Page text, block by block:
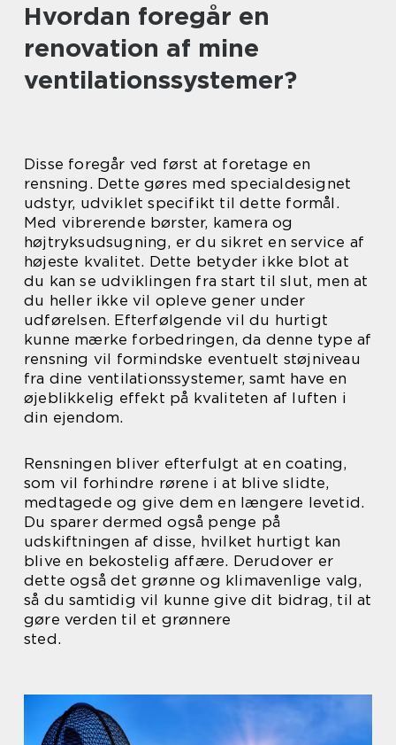
Hvordan foregår en
renovation af mine
ventilationssystemer?
Disse foregår ved først at foretage en
rensning. Dette gøres med specialdesignet
udstyr, udviklet specifikt til dette formål.
Med vibrerende børster, kamera og
højtryksudsugning, er du sikret en service af
højeste kvalitet. Dette betyder ikke blot at
du kan se udviklingen fra start til slut, men at
du heller ikke vil opleve gener under
udførelsen. Efterfølgende vil du hurtigt
kunne mærke forbedringen, da denne type af
rensning vil formindske eventuelt støjniveau
fra dine ventilationssystemer, samt have en
øjeblikkelig effekt på kvaliteten af luften i
din ejendom.
Rensningen bliver efterfulgt at en coating,
som vil forhindre rørene i at blive slidte,
medtagede og give dem en længere levetid.
Du sparer dermed også penge på
udskiftningen af disse, hvilket hurtigt kan
blive en bekostelig affære. Derudover er
dette også det grønne og klimavenlige valg,
så du samtidig vil kunne give dit bidrag, til at
gøre verden til et grønnere
sted.